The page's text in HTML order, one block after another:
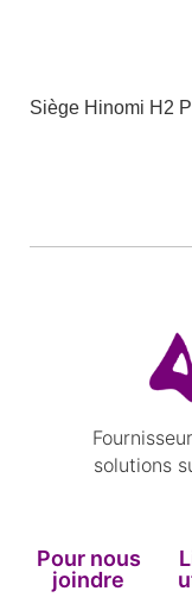
Siège Hinomi H2
solutions
Pour nous
joindre